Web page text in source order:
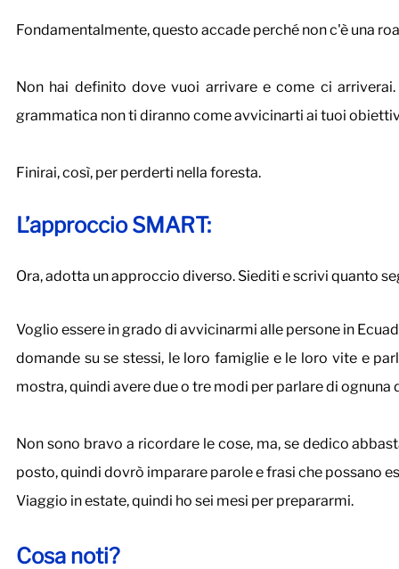
Fondamentalmente, questo accade perché non c'è una
Non hai definito dove vuoi arrivare e come ci
grammatica non ti diranno come avvicinarti ai tuoi
Finirai, così, per perderti nella foresta.
L’approccio SMART:
Ora, adotta un approccio diverso. Siediti e scrivi quanto
Voglio essere in grado di avvicinarmi alle persone in
domande su se stessi, le loro famiglie e le loro vite e
mostra, quindi avere due o tre modi per parlare di ognuna
Non sono bravo a ricordare le cose, ma, se dedico
posto, quindi dovrò imparare parole e frasi che possano
Viaggio in estate, quindi ho sei mesi per prepararmi.
Cosa noti?